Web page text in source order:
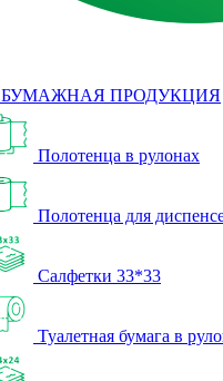
БУМАЖНАЯ ПРОДУКЦИЯ
Полотенца в рулонах
Полотенца для
Салфетки 33*33
Туалетная бумага в